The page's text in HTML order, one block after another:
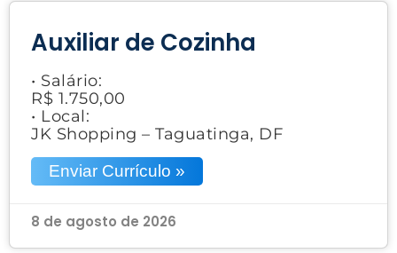
Auxiliar de Cozinha
• Salário:
R$ 1.750,00
• Local:
JK Shopping – Taguatinga, DF
Enviar Currículo »
8 de agosto de 2026